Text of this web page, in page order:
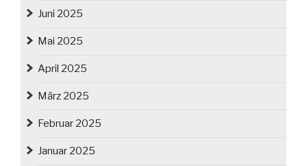
Juni 2025
Mai 2025
April 2025
März 2025
Februar 2025
Januar 2025